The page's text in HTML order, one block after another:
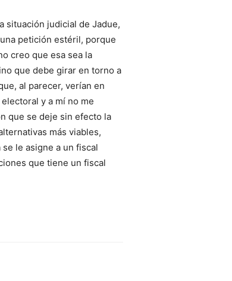
situación judicial de Jadue,
petición estéril, porque
creo que esa sea la
que debe girar en torno a
al parecer, verían en
y a mí no me
que se deje sin efecto la
más viables,
le asigne a un fiscal
que tiene un fiscal